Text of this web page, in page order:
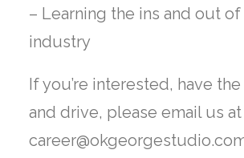
– Learning the ins and out
industry
If you’re interested, have
and drive, please email us at